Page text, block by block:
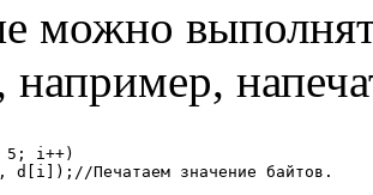
можно
i++)
d[i]); //Печатаем значение байтов .